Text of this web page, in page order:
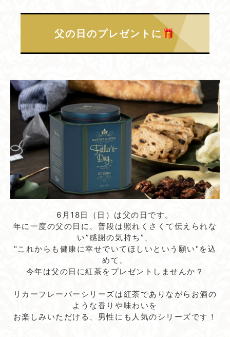
父の​日の​プレゼントに​🎁
6月18日（日）は父の日です。
年に一度の父の日に、普段は照れくさくて伝えられな
い”感謝の気持ち”、
"これからも健康に幸せでいてほしいという願い"を込
めて、
今年は父の日に紅茶をプレゼントしませんか？
リカーフレーバーシリーズは紅茶でありながらお酒の
ような香りや味わいを
お楽しみいただける、男性にも人気のシリーズです！